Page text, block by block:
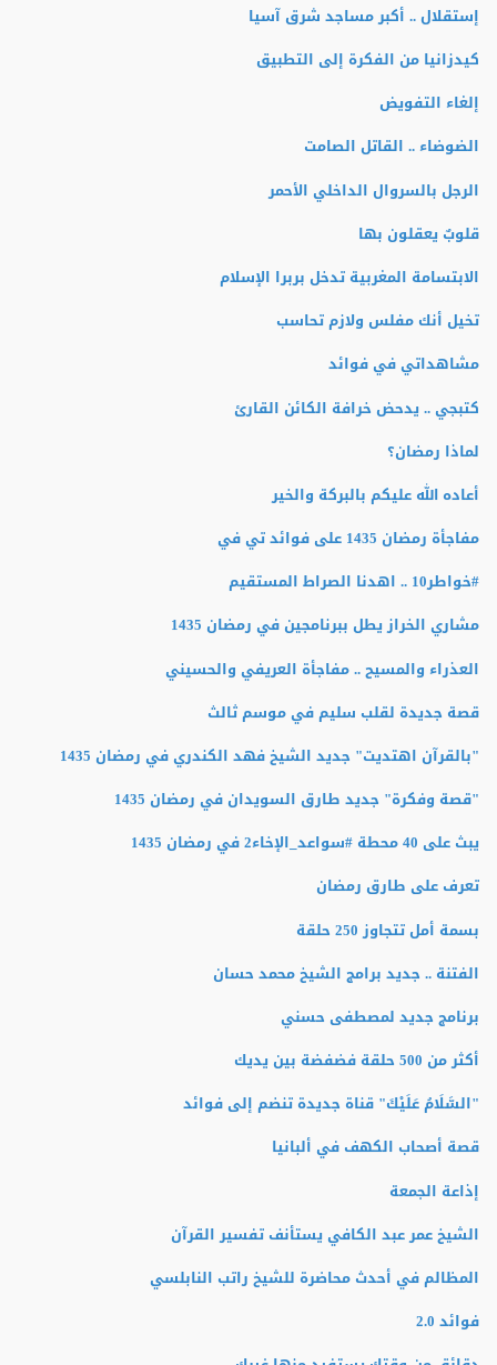
إستقلال .. أكبر مساجد شرق آسيا
كيدزانيا من الفكرة إلى التطبيق
إلغاء التفويض
الضوضاء .. القاتل الصامت
الرجل بالسروال الداخلي الأحمر
قلوبٌ يعقلون بها
الابتسامة المغربية تدخل بربرا الإسلام
تخيل أنك مفلس ولازم تحاسب
مشاهداتي في فوائد
كتبجي .. يدحض خرافة الكائن القارئ
لماذا رمضان؟
أعاده الله عليكم بالبركة والخير
مفاجأة رمضان 1435 على فوائد تي في
#خواطر10 .. اهدنا الصراط المستقيم
مشاري الخراز يطل ببرنامجين في رمضان 1435
العذراء والمسيح .. مفاجأة العريفي والحسيني
قصة جديدة لقلب سليم في موسم ثالث
"بالقرآن اهتديت" جديد الشيخ فهد الكندري في رمضان 1435
"قصة وفكرة" جديد طارق السويدان في رمضان 1435
يبث على 40 محطة #سواعد_الإخاء2 في رمضان 1435
تعرف على طارق رمضان
بسمة أمل تتجاوز 250 حلقة
الفتنة .. جديد برامج الشيخ محمد حسان
برنامج جديد لمصطفى حسني
أكثر من 500 حلقة فضفضة بين يديك
"السَّلَامُ عَلَيْكَ" قناة جديدة تنضم إلى فوائد
قصة أصحاب الكهف في ألبانيا
إذاعة الجمعة
الشيخ عمر عبد الكافي يستأنف تفسير القرآن
المظالم في أحدث محاضرة للشيخ راتب النابلسي
فوائد 2.0